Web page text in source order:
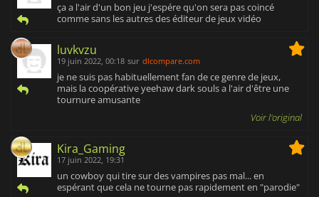
ça a l'air d'un bon jeu j'espére qu'on sera pas coincé
comme sans les autres des éditeur de jeux vidéo
luvkvzu
19 juin 2022, 00:18 sur dlcompare.com
je ne suis pas habituellement fan de ce genre de jeux,
mais la coopérative yeehaw dark souls a l'air d'être une
tournure amusante
Voir l'original
Kira_Gaming
17 juin 2022, 19:31
un cowboy qui tire sur des vampires pas mal... en
espérant que cela ne tourne pas rapidement en "parodie"